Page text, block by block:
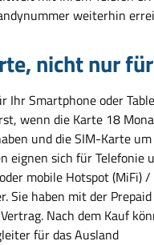
weiterhin
nicht nur
Ihr Smartphone oder
wenn die Karte 18
und die SIM-Karte
eignen sich für
mobile Hotspot
haben mit der
Nach dem Kauf
für das Ausland